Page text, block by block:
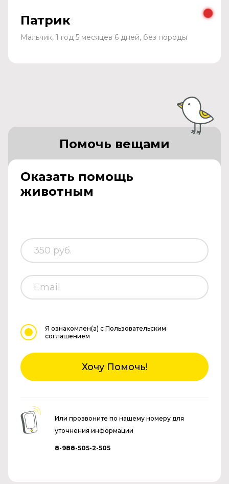
Патрик
Мальчик, 1 год 5 месяцев 6 дней, без породы
Оказать помощь
животным
Помочь вещами
Я ознакомлен(а) с Пользовательским
соглашением
Хочу Помочь!
Или прозвоните по нашему номеру для
уточнения информации
8-988-505-2-505